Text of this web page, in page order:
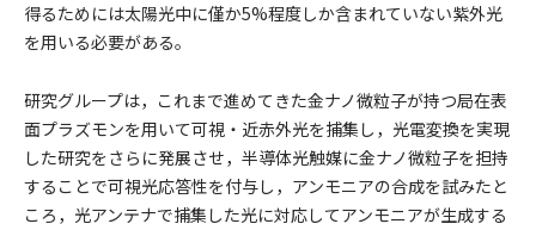
得るためには太陽光中に僅か5%程度しか含まれていない紫外光
を用いる必要がある。
研究グループは，これまで進めてきた金ナノ微粒子が持つ局在表
面プラズモンを用いて可視・近赤外光を捕集し，光電変換を実現
した研究をさらに発展させ，半導体光触媒に金ナノ微粒子を担持
することで可視光応答性を付与し，アンモニアの合成を試みたと
ころ，光アンテナで捕集した光に対応してアンモニアが生成する